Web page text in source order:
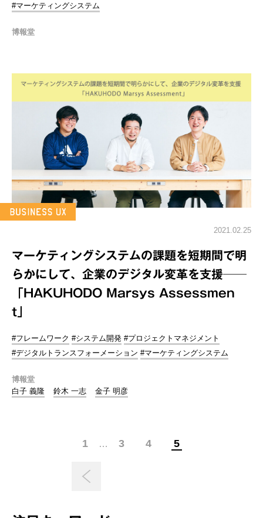
#マーケティングシステム
博報堂
2021.02.25
マーケティングシステムの課題を短期間で明
らかにして、企業のデジタル変革を支援──
「HAKUHODO Marsys Assessmen
t」
#フレームワーク #システム開発 #プロジェクトマネジメント
#デジタルトランスフォーメーション #マーケティングシステム
博報堂
白子 義隆
鈴木 一志 金子 明彦
1 … 3 4 5